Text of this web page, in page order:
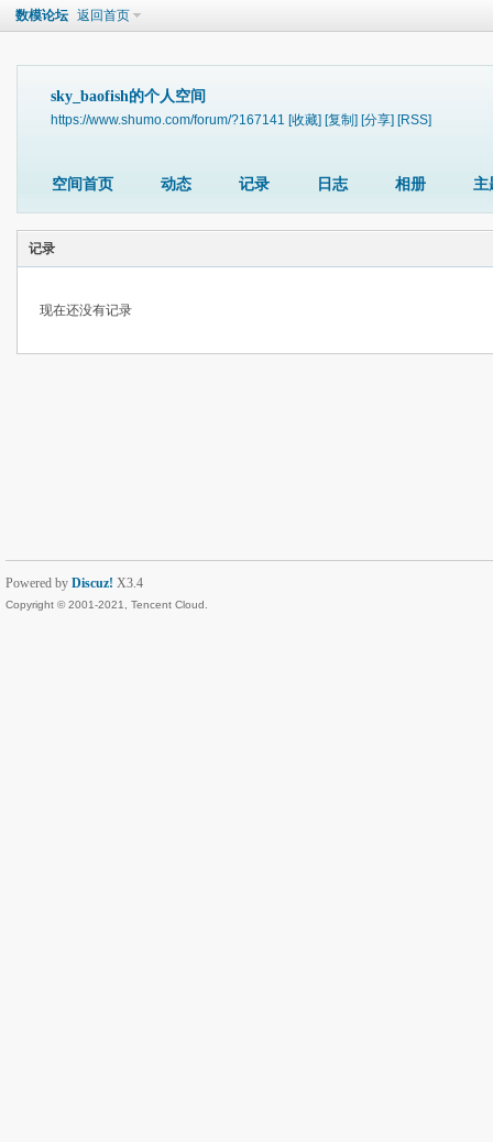
数模论坛 返回首页
sky_baofish的个人空间
https://www.shumo.com/forum/?167141 [收藏] [复制] [分享] [RSS]
空间首页 动态 记录 日志 相册 主
记录
现在还没有记录
Powered by Discuz! X3.4
Copyright © 2001-2021, Tencent Cloud.